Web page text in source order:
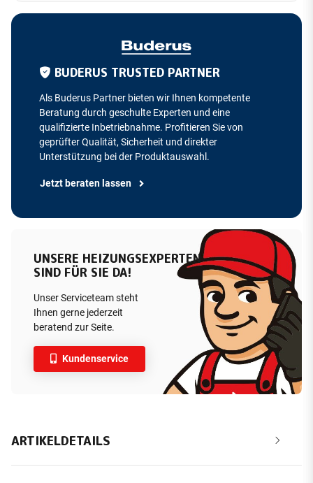
BUDERUS TRUSTED PARTNER
Als Buderus Partner bieten wir Ihnen kompetente
Beratung durch geschulte Experten und eine
qualifizierte Inbetriebnahme. Profitieren Sie von
geprüfter Qualität, Sicherheit und direkter
Unterstützung bei der Produktauswahl.
Jetzt beraten lassen
UNSERE HEIZUNGSEXPERTEN
SIND FÜR SIE DA!
Unser Serviceteam steht
Ihnen gerne jederzeit
beratend zur Seite.
Kundenservice
ARTIKELDETAILS